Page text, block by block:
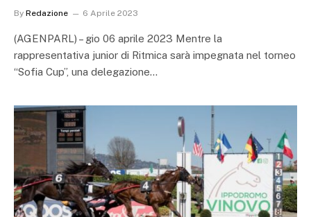
By Redazione 6 Aprile 2023
(AGENPARL) – gio 06 aprile 2023 Mentre la
rappresentativa junior di Ritmica sarà impegnata nel torneo
“Sofia Cup”, una delegazione…